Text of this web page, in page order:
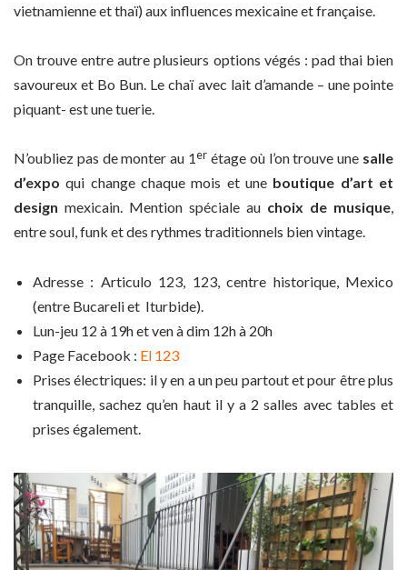
vietnamienne et thaï) aux influences mexicaine et française.
On trouve entre autre plusieurs options végés : pad thai bien
savoureux et Bo Bun. Le chaï avec lait d’amande – une pointe
piquant- est une tuerie.
N’oubliez pas de monter au 1er étage où l’on trouve une salle
d’expo qui change chaque mois et une boutique d’art et
design mexicain. Mention spéciale au choix de musique,
entre soul, funk et des rythmes traditionnels bien vintage.
Adresse : Articulo 123, 123, centre historique, Mexico
(entre Bucareli et Iturbide).
Lun-jeu 12 à 19h et ven à dim 12h à 20h
Page Facebook : El 123
Prises électriques: il y en a un peu partout et pour être plus
tranquille, sachez qu’en haut il y a 2 salles avec tables et
prises également.